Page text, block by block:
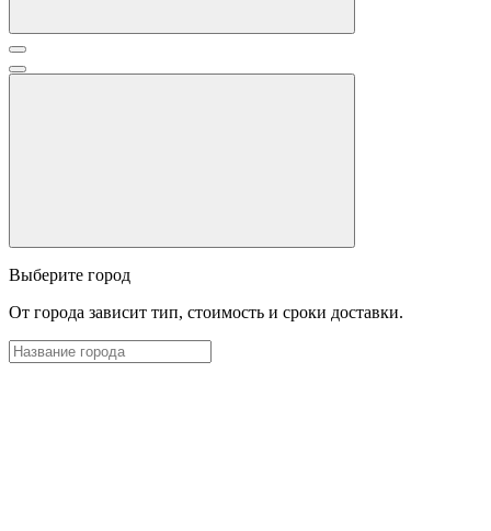
Выберите город
От города зависит тип, стоимость и сроки доставки.